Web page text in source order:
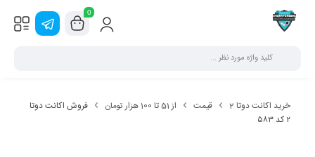
0
خرید اکانت دوتا 2 قیمت از 51 تا 100 هزار تومان
فروش اکانت دوتا
۲ کد ۵۸۳